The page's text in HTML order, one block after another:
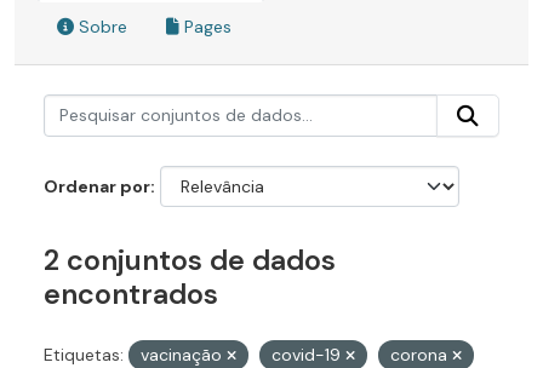
Sobre Pages
Ordenar por
2 conjuntos de dados
encontrados
Etiquetas: vacinação covid-19
corona